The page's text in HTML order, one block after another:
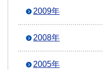
2009年
2008年
2005年